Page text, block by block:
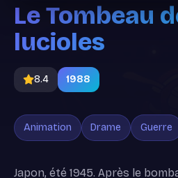
Le Tombeau
lucioles
8.4 1988
Animation Drame Guerre
Japon, été 1945. Après le